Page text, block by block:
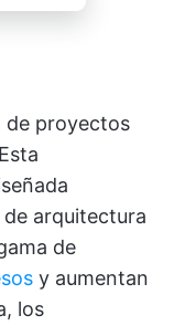
de proyectos
arquitectura
de
y aumentan
los